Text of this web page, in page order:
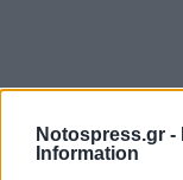
Notospress.gr -
Information